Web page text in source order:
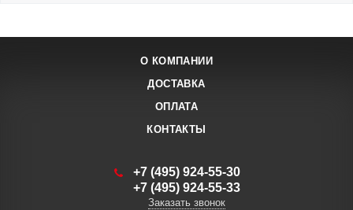
О КОМПАНИИ
ДОСТАВКА
ОПЛАТА
КОНТАКТЫ
+7 (495) 924-55-30
+7 (495) 924-55-33
Заказать звонок